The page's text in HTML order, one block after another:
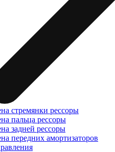
стремянки рессоры
пальца рессоры
задней рессоры
передних амортизаторов